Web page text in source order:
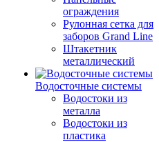
ограждения
Рулонная сетка для
заборов Grand Line
Штакетник
металлический
Водосточные системы
Водостоки из
металла
Водостоки из
пластика